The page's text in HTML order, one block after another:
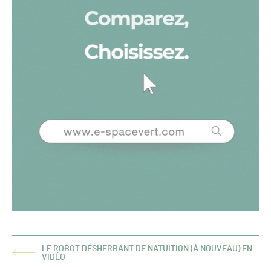
ARTICLE
LE ROBOT DÉSHERBANT DE NATUITION (À NOUVEAU) EN
VIDÉO